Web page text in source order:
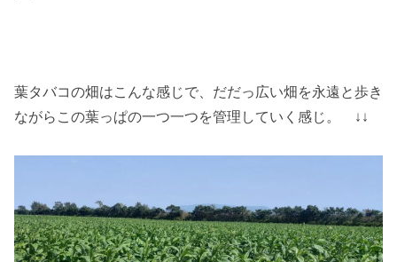
葉タバコの畑はこんな感じで、だだっ広い畑を永遠と歩き
ながらこの葉っぱの一つ一つを管理していく感じ。 ↓↓